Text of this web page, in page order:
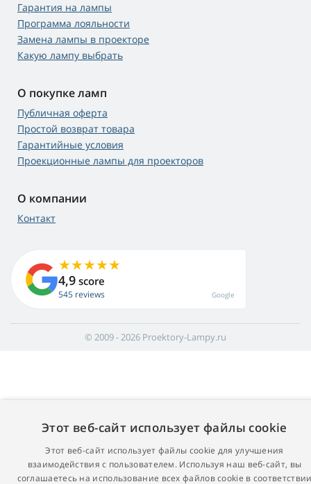
Гарантия на лампы
Программа лояльности
Замена лампы в проекторе
Какую лампу выбрать
О покупке ламп
Публичная оферта
Простой возврат товара
Гарантийные условия
Проекционные лампы для проекторов
О компании
Контакт
4,9 score
545 reviews Google
© 2009 - 2026 Proektory-Lampy.ru
Этот веб-сайт использует файлы cookie
Этот веб-сайт использует файлы cookie для улучшения
взаимодействия с пользователем. Используя наш веб-сайт, вы
соглашаетесь на использование всех файлов cookie в